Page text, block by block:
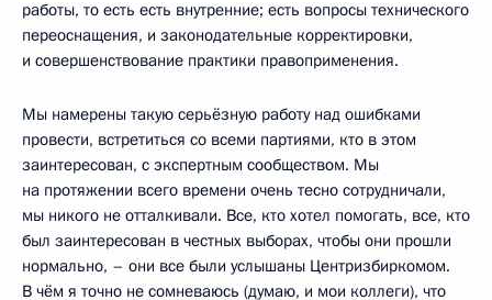
работы, то есть есть внутренние; есть вопросы технического
переоснащения, и законодательные корректировки,
и совершенствование практики правоприменения.
Мы намерены такую серьёзную работу над ошибками
провести, встретиться со всеми партиями, кто в этом
заинтересован, с экспертным сообществом. Мы
на протяжении всего времени очень тесно сотрудничали,
мы никого не отталкивали. Все, кто хотел помогать, все, кто
был заинтересован в честных выборах, чтобы они прошли
нормально, – они все были услышаны Центризбиркомом.
В чём я точно не сомневаюсь (думаю, и мои коллеги), что